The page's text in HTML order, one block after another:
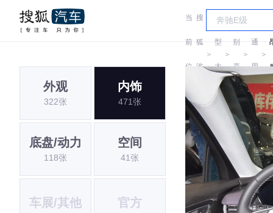
当
前
位
置:
搜
狐
汽
＞
车
型
大
全
＞
别
克
＞
通
用
别
克
＞
外观
322张
内饰
471张
底盘/动力
118张
空间
41张
车展/其他 官方